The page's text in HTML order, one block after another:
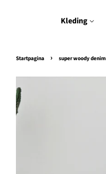
Kleding
Startpagina › super woody denim